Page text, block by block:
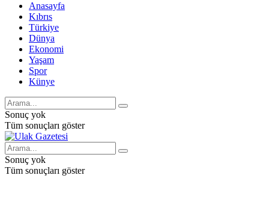
Anasayfa
Kıbrıs
Türkiye
Dünya
Ekonomi
Yaşam
Spor
Künye
Sonuç yok
Tüm sonuçları göster
Sonuç yok
Tüm sonuçları göster